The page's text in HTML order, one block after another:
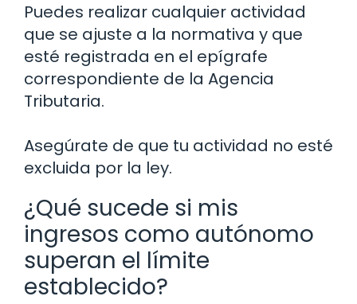
Puedes realizar cualquier actividad
que se ajuste a la normativa y que
esté registrada en el epígrafe
correspondiente de la Agencia
Tributaria.
Asegúrate de que tu actividad no esté
excluida por la ley.
¿Qué sucede si mis
ingresos como autónomo
superan el límite
establecido?